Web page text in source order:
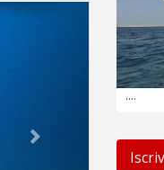
Next
....